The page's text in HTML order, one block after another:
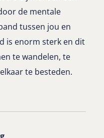
de mentale
tussen jou en
is enorm sterk en dit
te wandelen, te
te besteden.